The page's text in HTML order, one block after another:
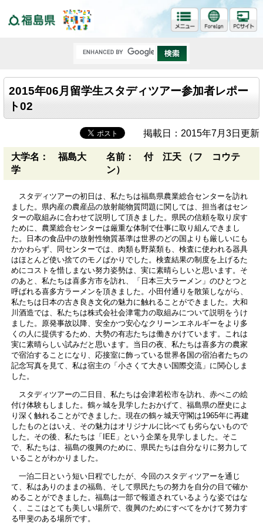
2015年06月留学生スタディツアー参加者レポー
ト02
掲載日：2015年7月3日更新
大学名： 福島大
学
名前： 付 江天 （フ コウテ
ン）
スタディツアーの初日は、私たちは福島県農業総合センターを訪れ
ました。県内産の農産品の放射能物質問題に関しては、担当者はセン
ターの取組みに合わせて説明して頂きました。県民の信頼を取り戻す
ために、農業総合センターは厳重な体制で仕事に取り組んできまし
た。日本の食品中の放射性物質基準は世界のどの国よりも厳しいにも
かかわらず、同センターでは、肉類も野菜類も、検査に使われる器具
はほとんど使い捨てのモノばかりでした。検査結果の制度を上げるた
めにコストを惜しまない努力姿勢は、実に素晴らしいと思います。そ
のあと、私たちは喜多方市を訪れ、「日本三大ラーメン」のひとつと
呼ばれる喜多方ラーメンを頂きました。小田付通りを散策しながら、
私たちは日本の古き良き文化の魅力に触れることができました。大和
川酒造では、私たちは株式会社会津電力の取組みについて説明をうけ
ました。原発事故以降、安全かつ安心なクリーンエネルギーをより多
くの人に提供するため、大勢の有志たちは働きかけています。これは
実に素晴らしい試みだと思います。当日の夜、私たちは喜多方の農家
で宿泊することになり、応接室に飾っている世界各国の宿泊者たちの
記念写真を見て、私は宿主の「小さくて大きい国際交流」に関心しま
した。
スタディツアーの二日目、私たちは会津若松市を訪れ、赤べこの絵
付け体験もしました。鶴ヶ城を見学したおかげて、福島県の歴史によ
り深く触れることができました。現在の鶴ヶ城天守閣は1965年に再建
したものとはいえ、その魅力はオリジナルに比べても劣らないもので
した。その後、私たちは「IEE」という企業を見学しました。そこ
で、私たちは、福島の復興のために、県民たちは自分なりに努力して
いることがわかりました。
一泊二日という短い日程でしたが、今回のスタディツアーを通じ
て、私はありのままの福島、そして県民たちの努力を自分の目で確か
めることができました。福島は一部で報道されているような姿ではな
く、ここはとても美しい場所で、復興のためにすべてをかけて努力す
る甲斐のある場所です。